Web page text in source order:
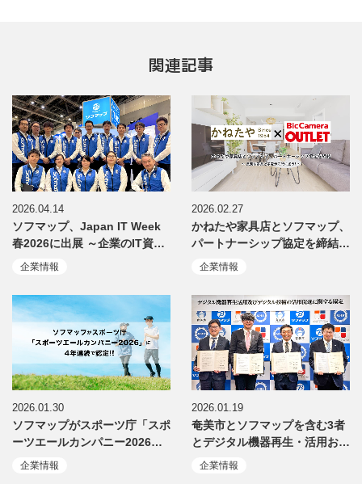
関連記事
2026.04.14
ソフマップ、Japan IT Week
春2026に出展 ～企業のIT資…
企業情報
2026.02.27
かねたや家具店とソフマップ、
パートナーシップ協定を締結…
企業情報
2026.01.30
ソフマップがスポーツ庁「スポ
ーツエールカンパニー2026…
企業情報
2026.01.19
奄美市とソフマップを含む3者
とデジタル機器再生・活用お…
企業情報